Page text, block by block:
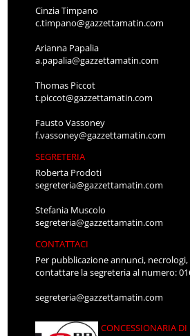
Cinzia Timpano
c.timpano@gazzettamatin.com
Arianna Papalia
a.papalia@gazzettamatin.com
Thomas Piccot
t.piccot@gazzettamatin.com
Fausto Vassoney
f.vassoney@gazzettamatin.com
SEGRETERIA
Roberta Prodoti
segreteria@gazzettamatin.com
Stefania Muscolo
segreteria@gazzettamatin.com
CONTATTACI
Per pubblicazione annunci,
contattare la segreteria al numero:
segreteria@gazzettamatin.com
CONCESSIONARIA